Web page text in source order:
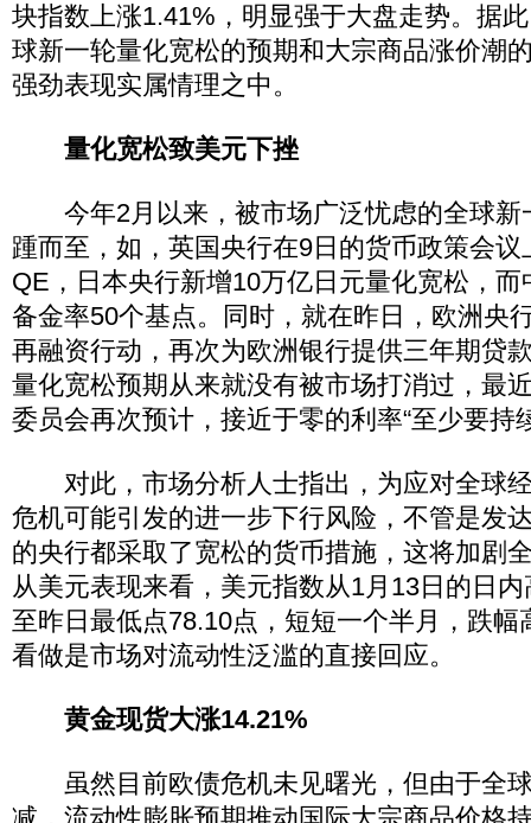
块指数上涨1.41%，明显强于大盘走势。据
球新一轮量化宽松的预期和大宗商品涨价潮
强劲表现实属情理之中。
量化宽松致美元下挫
今年2月以来，被市场广泛忧虑的全球新
踵而至，如，英国央行在9日的货币政策会
QE，日本央行新增10万亿日元量化宽松，
备金率50个基点。同时，就在昨日，欧洲央
再融资行动，再次为欧洲银行提供三年期贷
量化宽松预期从来就没有被市场打消过，最
委员会再次预计，接近于零的利率“至少要持
对此，市场分析人士指出，为应对全球
危机可能引发的进一步下行风险，不管是发
的央行都采取了宽松的货币措施，这将加剧
从美元表现来看，美元指数从1月13日的日
至昨日最低点78.10点，短短一个半月，跌幅
看做是市场对流动性泛滥的直接回应。
黄金现货大涨14.21%
虽然目前欧债危机未见曙光，但由于全